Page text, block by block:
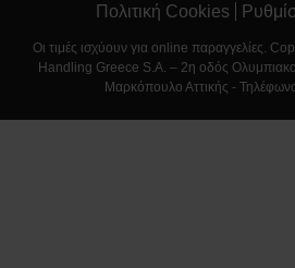
Πολιτική Cookies
Οι τιμές ισχύουν για online παραγγελίες.
Handling Greece S.A. – 2η οδός
Μαρκόπουλο Αττικής -